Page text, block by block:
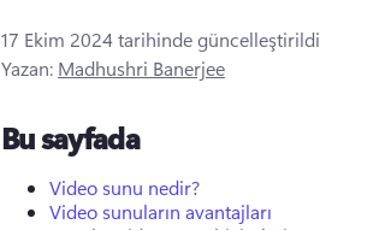
17 Ekim 2024tarihinde güncelleştirildi
Yazan: Madhushri Banerjee
Bu sayfada
Video sunu nedir?
Video sunuların avantajları